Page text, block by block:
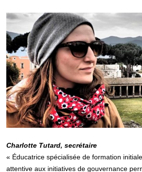
Charlotte Tutard, secrétaire
« Éducatrice spécialisée de formation
attentive aux initiatives de gouvernance